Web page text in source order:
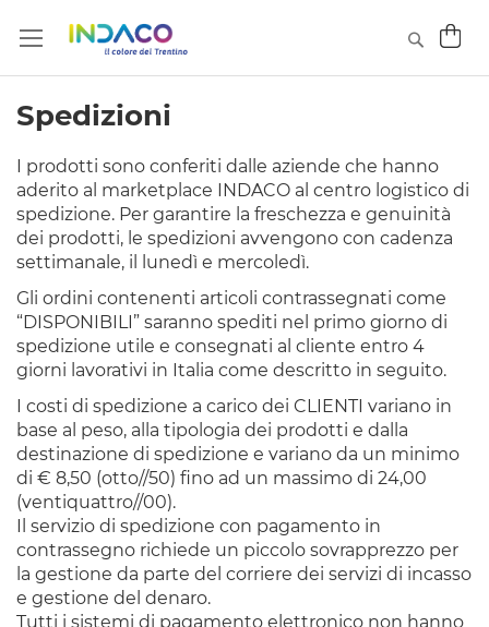
Spedizioni
I prodotti sono conferiti dalle aziende che hanno
aderito al marketplace INDACO al centro logistico di
spedizione. Per garantire la freschezza e genuinità
dei prodotti, le spedizioni avvengono con cadenza
settimanale, il lunedì e mercoledì.
Gli ordini contenenti articoli contrassegnati come
“DISPONIBILI” saranno spediti nel primo giorno di
spedizione utile e consegnati al cliente entro 4
giorni lavorativi in Italia come descritto in seguito.
I costi di spedizione a carico dei CLIENTI variano in
base al peso, alla tipologia dei prodotti e dalla
destinazione di spedizione e variano da un minimo
di € 8,50 (otto//50) fino ad un massimo di 24,00
(ventiquattro//00).
Il servizio di spedizione con pagamento in
contrassegno richiede un piccolo sovrapprezzo per
la gestione da parte del corriere dei servizi di incasso
e gestione del denaro.
Tutti i sistemi di pagamento elettronico non hanno